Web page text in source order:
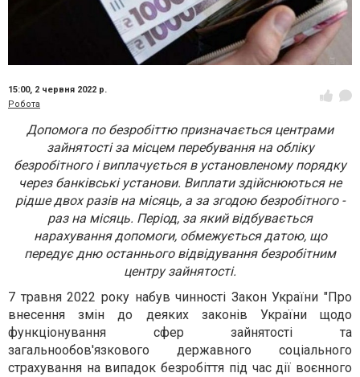
15:00, 2 червня 2022 р.
Робота
Допомога по безробіттю призначається центрами
зайнятості за місцем перебування на обліку
безробітного і виплачується в установленому порядку
через банківські установи. Виплати здійснюються не
рідше двох разів на місяць, а за згодою безробітного -
раз на місяць. Період, за який відбувається
нарахування допомоги, обмежується датою, що
передує дню останнього відвідування безробітним
центру зайнятості.
7 травня 2022 року набув чинності Закон України "Про
внесення змін до деяких законів України щодо
функціонування сфер зайнятості та
загальнообов'язкового державного соціального
страхування на випадок безробіття під час дії воєнного